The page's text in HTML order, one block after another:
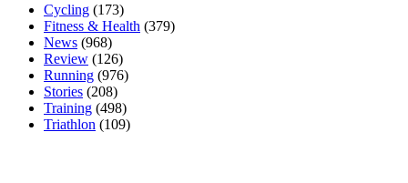
Cycling (173)
Fitness & Health (379)
News (968)
Review (126)
Running (976)
Stories (208)
Training (498)
Triathlon (109)